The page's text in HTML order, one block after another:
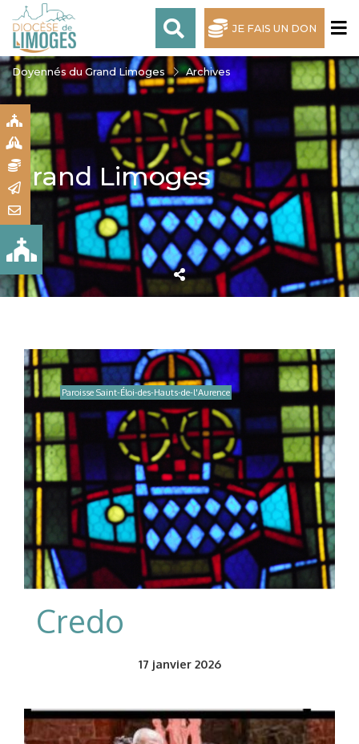
JE FAIS UN DON
Doyennés du Grand Limoges Archives
Grand Limoges
Paroisse Saint-Éloi-des-Hauts-de-l'Aurence
Credo
17 janvier 2026